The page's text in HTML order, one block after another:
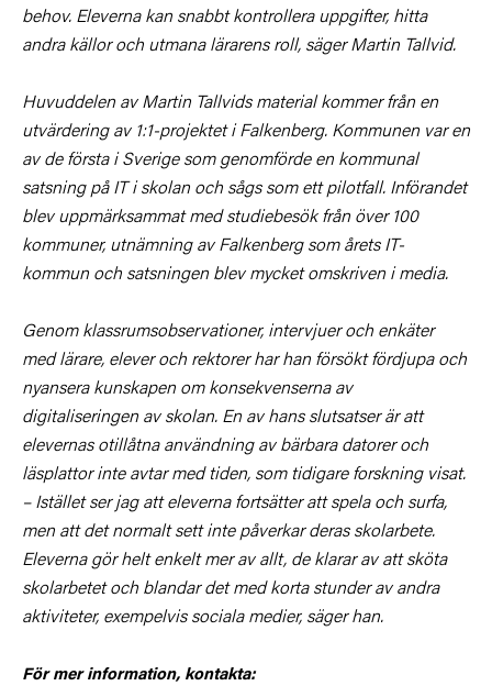
behov. Eleverna kan snabbt kontrollera uppgifter, hitta
andra källor och utmana lärarens roll, säger Martin Tallvid.
Huvuddelen av Martin Tallvids material kommer från en
utvärdering av 1:1-projektet i Falkenberg. Kommunen var en
av de första i Sverige som genomförde en kommunal
satsning på IT i skolan och sågs som ett pilotfall. Införandet
blev uppmärksammat med studiebesök från över 100
kommuner, utnämning av Falkenberg som årets IT-
kommun och satsningen blev mycket omskriven i media.
Genom klassrumsobservationer, intervjuer och enkäter
med lärare, elever och rektorer har han försökt fördjupa och
nyansera kunskapen om konsekvenserna av
digitaliseringen av skolan. En av hans slutsatser är att
elevernas otillåtna användning av bärbara datorer och
läsplattor inte avtar med tiden, som tidigare forskning visat.
– Istället ser jag att eleverna fortsätter att spela och surfa,
men att det normalt sett inte påverkar deras skolarbete.
Eleverna gör helt enkelt mer av allt, de klarar av att sköta
skolarbetet och blandar det med korta stunder av andra
aktiviteter, exempelvis sociala medier, säger han.
För mer information, kontakta: